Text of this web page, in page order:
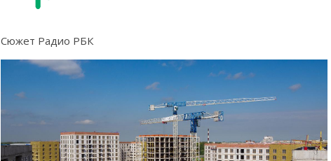
Сюжет Радио РБК